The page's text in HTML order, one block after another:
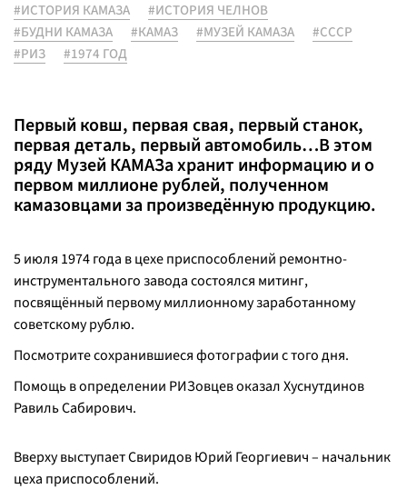
#ИСТОРИЯ КАМАЗА
#ИСТОРИЯ ЧЕЛНОВ
#БУДНИ КАМАЗА
#КАМАЗ #МУЗЕЙ КАМАЗА
#СССР
#РИЗ
#1974 ГОД
Первый ковш, первая свая, первый станок,
первая деталь, первый автомобиль…В этом
ряду Музей КАМАЗа хранит информацию и о
первом миллионе рублей, полученном
камазовцами за произведённую продукцию.
5 июля 1974 года в цехе приспособлений ремонтно-
инструментального завода состоялся митинг,
посвящённый первому миллионному заработанному
советскому рублю.
Посмотрите сохранившиеся фотографии с того дня.
Помощь в определении РИЗовцев оказал Хуснутдинов
Равиль Сабирович.
Вверху выступает Свиридов Юрий Георгиевич – начальник
цеха приспособлений.